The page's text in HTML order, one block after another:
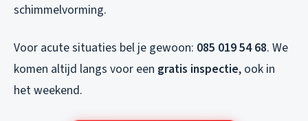
schimmelvorming.
Voor acute situaties bel je gewoon: 085 019 54 68. We
komen altijd langs voor een gratis inspectie, ook in
het weekend.